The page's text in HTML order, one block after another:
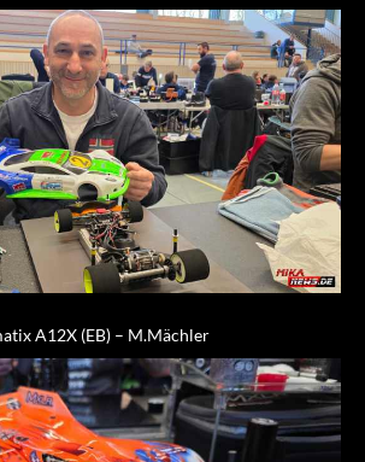
A12X (EB) – M.Mächler